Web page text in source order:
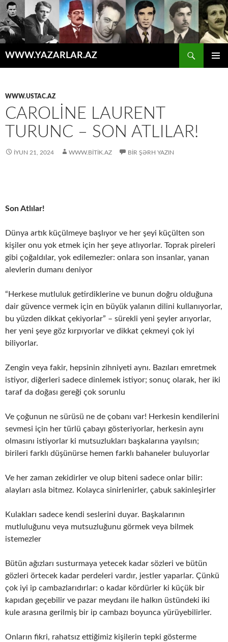
WWW.YAZARLAR.AZ
WWW.USTAC.AZ
CAROLINE LAURENT
TURUNC – SON ATLILAR!
İYUN 21, 2024 WWW.BITIK.AZ BIR ŞƏRH YAZIN
Son Atlılar!
Dünya artık küçülmeye başlıyor ve her şeyi küçülten son
kişiler onu yok etmek için her şeye atlıyorlar. Toprak pireleri
gibi çoğaldılar, yok edilemezler: onlara son insanlar, yanan
alevlerin dumanı deniyor
“Herkese mutluluk getirdiklerine ve bunun doğru olduğuna
dair güvence vermek için en büyük yalanın dilini kullanıyorlar,
bu yüzden dikkat çekiyorlar” – sürekli yeni şeyler arıyorlar,
her yeni şeye göz kırpıyorlar ve dikkat çekmeyi çok iyi
biliyorlar.
Zengin veya fakir, hepsinin zihniyeti aynı. Bazıları emretmek
istiyor, diğerleri sadece dinlemek istiyor; sonuç olarak, her iki
taraf da doğası gereği çok sorunlu
Ve çoğunun ne sürüsü ne de çobanı var! Herkesin kendilerini
sevmesi için her türlü çabayı gösteriyorlar, herkesin aynı
olmasını istiyorlar ki mutsuzlukları başkalarına yayılsın;
birileri farklı düşünürse hemen farklı bahaneler buluyorlar
Ve her zaman zekidirler ve olup biteni sadece onlar bilir:
alayları asla bitmez. Kolayca sinirlenirler, çabuk sakinleşirler
Kulakları sadece kendi seslerini duyar. Başkalarının
mutluluğunu veya mutsuzluğunu görmek veya bilmek
istemezler
Bütün ağızları susturmaya yetecek kadar sözleri ve bütün
gözleri örtecek kadar perdeleri vardır, jestler yaparlar. Çünkü
çok iyi ip cambazlarıdırlar: o kadar kördürler ki küçük bir
kapıdan geçebilir ve pazar meydanı ile halkın üstündeki iki
kule arasına gerilmiş bir ip cambazı boyunca yürüyebilirler.
Onların fikri, rahatsız ettiğimiz kişilerin tepki gösterme